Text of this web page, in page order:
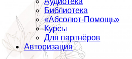
Библиотека
«Абсолют-Помощь»
Курсы
Для партнёров
Авторизация